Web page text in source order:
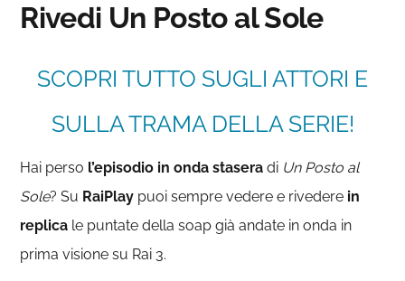
Rivedi Un Posto al Sole
SCOPRI TUTTO SUGLI ATTORI E
SULLA TRAMA DELLA SERIE!
Hai perso l’episodio in onda stasera di Un Posto al
Sole? Su RaiPlay puoi sempre vedere e rivedere in
replica le puntate della soap già andate in onda in
prima visione su Rai 3.